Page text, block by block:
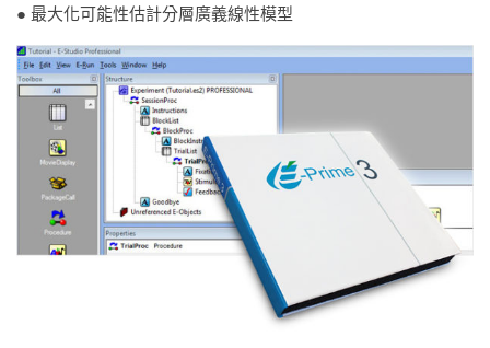
● 最大化可能性估計分層廣義線性模型